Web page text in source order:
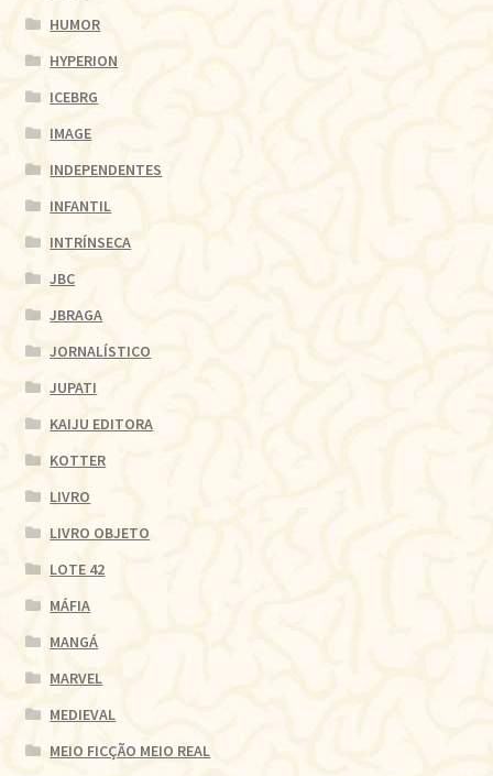
HUMOR
HYPERION
ICEBRG
IMAGE
INDEPENDENTES
INFANTIL
INTRÍNSECA
JBC
JBRAGA
JORNALÍSTICO
JUPATI
KAIJU EDITORA
KOTTER
LIVRO
LIVRO OBJETO
LOTE 42
MÁFIA
MANGÁ
MARVEL
MEDIEVAL
MEIO FICÇÃO MEIO REAL